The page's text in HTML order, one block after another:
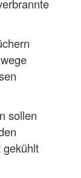
sollen
gekühlt